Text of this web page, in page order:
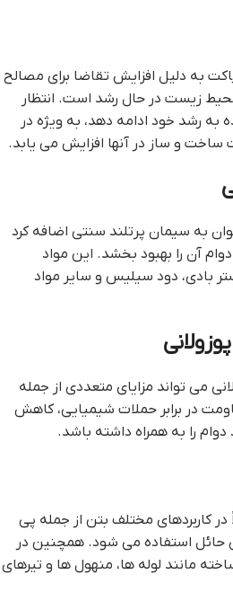
به دلیل افزایش تقاضا برای مصالح
محیط زیست در حال رشد است. انتظار
به رشد خود ادامه دهد، به ویژه در
ساخت و ساز در آنها افزایش می یابد.
به سیمان پرتلند سنتی اضافه کرد
آن را بهبود بخشد. این مواد
بادی، دود سیلیس و سایر مواد
می تواند مزایای متعددی از جمله
در برابر حملات شیمیایی، کاهش
را به همراه داشته باشد.
کاربردهای مختلف بتن از جمله پی
حائل استفاده می شود. همچنین در
مانند لوله ها، منهول ها و تیرهای